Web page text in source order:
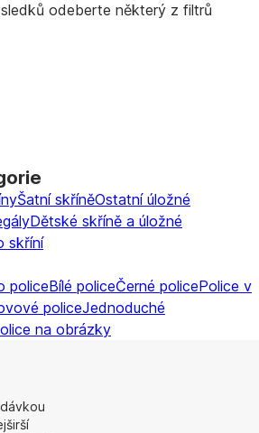
odeberte některý z filtrů
Šatní skříněOstatní úložné
Dětské skříně a úložné
skříní
policeBílé policeČerné policePolice v
policeJednoduché
na obrázky